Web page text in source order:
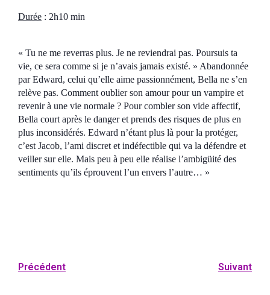
Durée : 2h10 min
« Tu ne me reverras plus. Je ne reviendrai pas. Poursuis ta
vie, ce sera comme si je n’avais jamais existé. » Abandonnée
par Edward, celui qu’elle aime passionnément, Bella ne s’en
relève pas. Comment oublier son amour pour un vampire et
revenir à une vie normale ? Pour combler son vide affectif,
Bella court après le danger et prends des risques de plus en
plus inconsidérés. Edward n’étant plus là pour la protéger,
c’est Jacob, l’ami discret et indéfectible qui va la défendre et
veiller sur elle. Mais peu à peu elle réalise l’ambigüité des
sentiments qu’ils éprouvent l’un envers l’autre… »
Précédent Suivant